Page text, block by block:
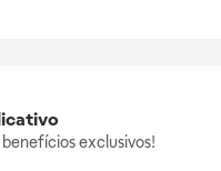
exclusivos!